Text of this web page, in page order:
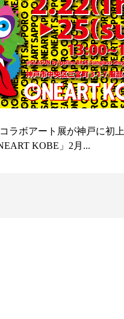
ラボアート展が神戸に初上
KOBE」2月...